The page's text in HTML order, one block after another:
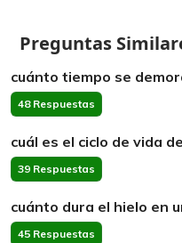
Preguntas
cuánto tiempo se
48 Respuestas
cuál es el ciclo de vida
39 Respuestas
cuánto dura el hielo en
45 Respuestas